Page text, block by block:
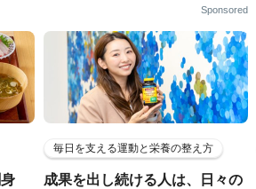
Sponsored
毎日を支える運動と栄養の整え方
成果を出し続ける人は、日々の